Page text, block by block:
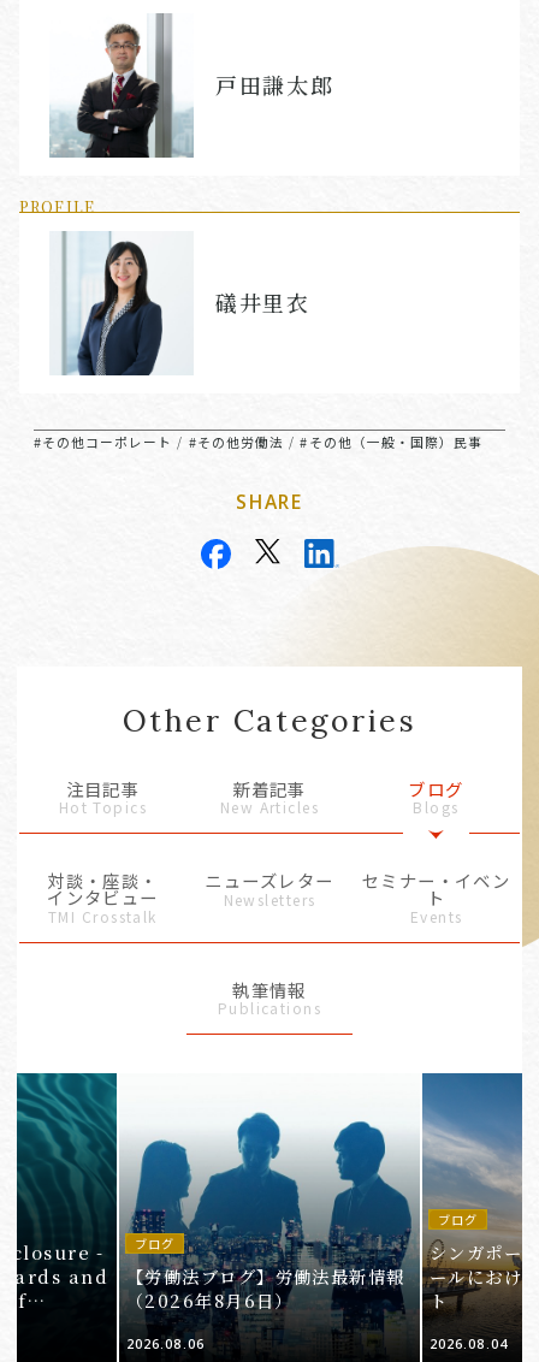
戸田謙太郎
PROFILE
礒井里衣
#その他コーポレート / #その他労働法 /#その他（一般・国際）民事
SHARE
Other Categories
注目記事
Hot Topics
新着記事
New Articles
ブログ
Blogs
対談・座談・
インタビュー
TMI Crosstalk
ニューズレター
Newsletters
セミナー・イベン
ト
Events
執筆情報
Publications
-
and
of
ブログ
【労働法ブログ】労働法最新情報
（2026年8月6日）
2026.08.06
ブログ
シンガポー
ールにおけ
ト
2026.08.04